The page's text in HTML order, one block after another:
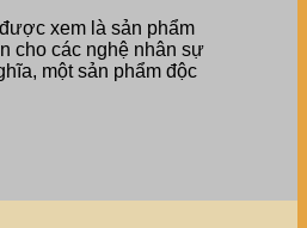
xem là sản phẩm
cho các nghệ nhân sự
một sản phẩm độc